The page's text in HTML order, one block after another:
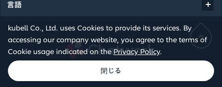
kubell Co., Ltd. uses Cookies to provide its services. By
accessing our company website, you agree to the terms of
Cookie usage indicated on the Privacy Policy.
言語